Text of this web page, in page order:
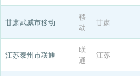
甘肃武威市移动
移
动
甘肃
江苏泰州市联通
联
通
江苏